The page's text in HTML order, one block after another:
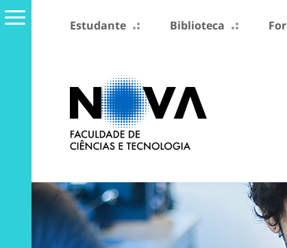
Estudante Biblioteca